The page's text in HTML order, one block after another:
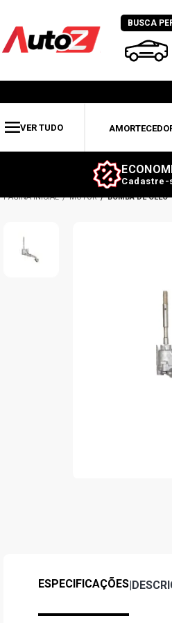
BUSCA
VER TUDO
Cadastre-
MOTOR BOMBA DE ÓLEO
ESPECIFICAÇÕES|